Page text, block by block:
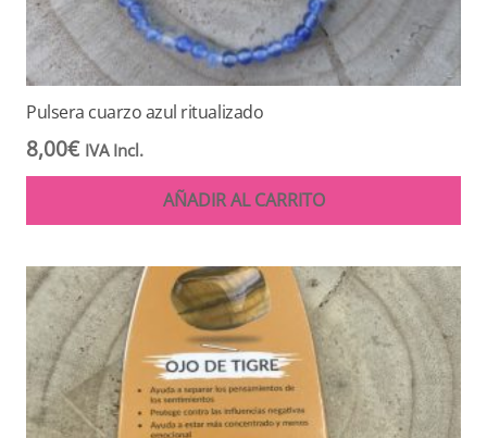
Pulsera cuarzo azul ritualizado
8,00€ IVA Incl.
AÑADIR AL CARRITO